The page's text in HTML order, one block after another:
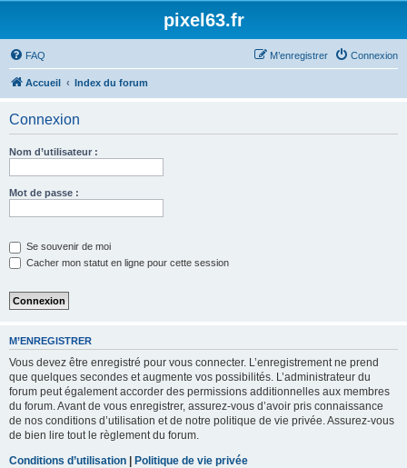
pixel63.fr
FAQ Connexion
M’enregistrer
Accueil Index du forum
Connexion
Nom d’utilisateur :
Mot de passe :
Se souvenir de moi
Cacher mon statut en ligne pour cette session
M’ENREGISTRER
Vous devez être enregistré pour vous connecter. L’enregistrement ne prend
que quelques secondes et augmente vos possibilités. L’administrateur du
forum peut également accorder des permissions additionnelles aux membres
du forum. Avant de vous enregistrer, assurez-vous d’avoir pris connaissance
de nos conditions d’utilisation et de notre politique de vie privée. Assurez-vous
de bien lire tout le règlement du forum.
Conditions d’utilisation | Politique de vie privée